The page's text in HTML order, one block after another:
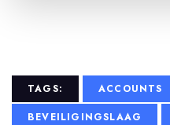
TAGS: ACCOUNTS
BEVEILIGINGSLAAG